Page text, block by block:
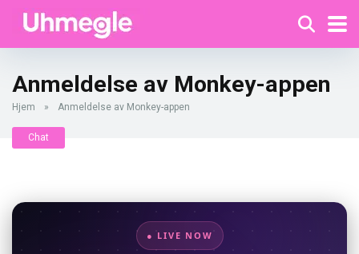
Anmeldelse av Monkey-appen
Hjem » Anmeldelse av Monkey-appen
Chat
● LIVE NOW